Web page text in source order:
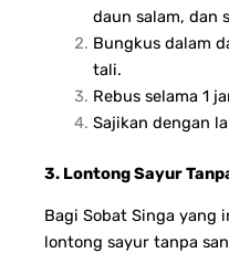
daun salam, dan
Bungkus dalam
tali.
Rebus selama 1
Sajikan dengan
3. Lontong Sayur
Bagi Sobat Singa yang
lontong sayur tanpa